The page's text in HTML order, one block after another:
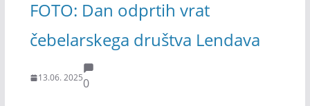
FOTO: Dan odprtih vrat
čebelarskega društva Lendava
13.06. 20250